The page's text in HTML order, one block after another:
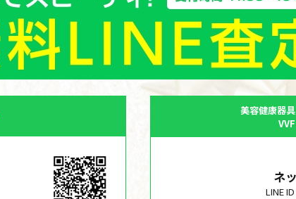
美容健康器
ネ
LINE